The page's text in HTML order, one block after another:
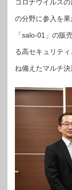
コロナウイルス
の分野に参入を
「salo-01」の販
る高セキュリテ
ね備えたマルチ決